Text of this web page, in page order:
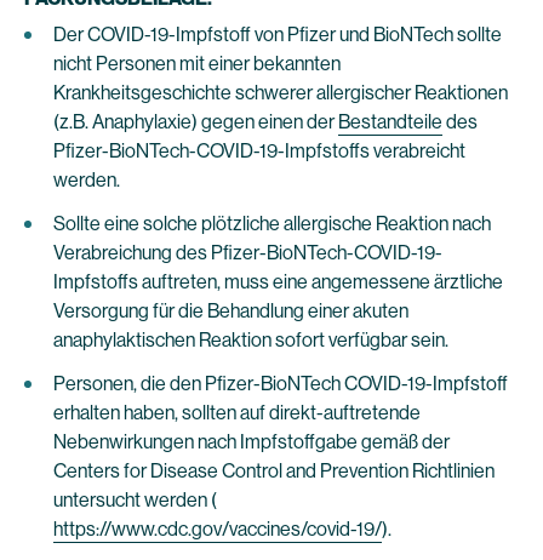
Der COVID-19-Impfstoff von Pfizer und BioNTech sollte
nicht Personen mit einer bekannten
Krankheitsgeschichte schwerer allergischer Reaktionen
(z.B. Anaphylaxie) gegen einen derBestandteile des
Pfizer-BioNTech-COVID-19-Impfstoffs verabreicht
werden.
Sollte eine solche plötzliche allergische Reaktion nach
Verabreichung des Pfizer-BioNTech-COVID-19-
Impfstoffs auftreten, muss eine angemessene ärztliche
Versorgung für die Behandlung einer akuten
anaphylaktischen Reaktion sofort verfügbar sein.
Personen, die den Pfizer-BioNTech COVID-19-Impfstoff
erhalten haben, sollten auf direkt-auftretende
Nebenwirkungen nach Impfstoffgabe gemäß der
Centers for Disease Control and Prevention Richtlinien
untersucht werden (
https://www.cdc.gov/vaccines/covid-19/).